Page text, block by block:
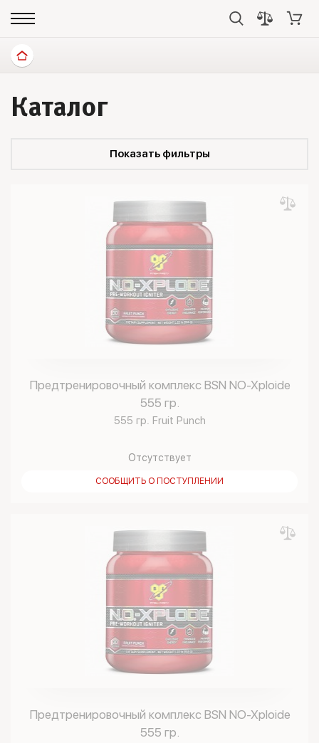
Каталог
Показать фильтры
Предтренировочный комплекс BSN NO-Xploide
555 гр.
555 гр. Fruit Punch
Отсутствует
СООБЩИТЬ О ПОСТУПЛЕНИИ
Предтренировочный комплекс BSN NO-Xploide
555 гр.